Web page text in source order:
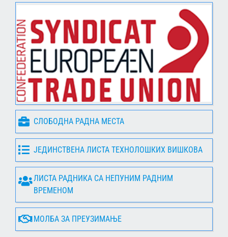
СЛОБОДНА РАДНА МЕСТА
ЈЕДИНСТВЕНА ЛИСТА ТЕХНОЛОШКИХ ВИШКОВА
ЛИСТА РАДНИКА СА НЕПУНИМ РАДНИМ
ВРЕМЕНОМ
МОЛБА ЗА ПРЕУЗИМАЊЕ